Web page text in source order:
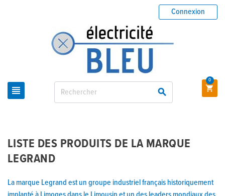
 
Connexion

0
LISTE DES PRODUITS DE LA MARQUE
LEGRAND
La marque Legrand est un groupe industriel français historiquement